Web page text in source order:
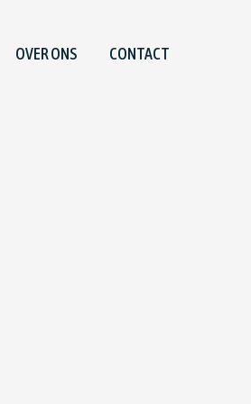
OVER ONS CONTACT